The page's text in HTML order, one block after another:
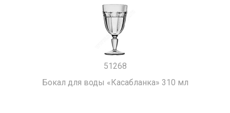
51268
Бокал для воды «Касабланка» 310 мл